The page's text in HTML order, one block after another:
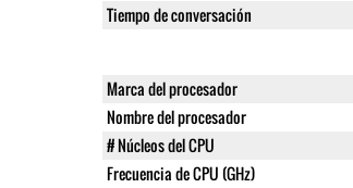
Tiempo de conversación
Marca del procesador
Nombre del procesador
# Núcleos del CPU
Frecuencia de CPU (GHz)